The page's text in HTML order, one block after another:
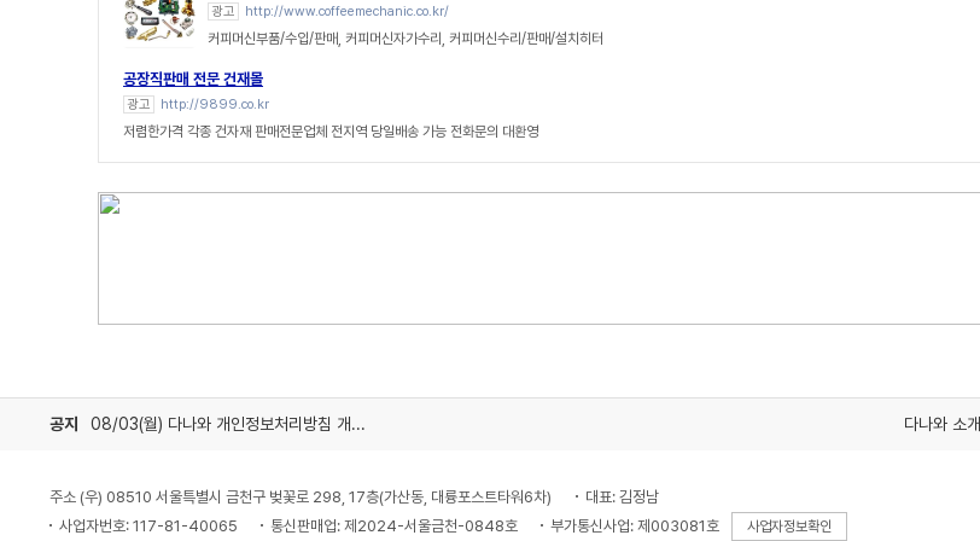
광고 http://www.coffeemechanic.co.kr/
커피머신부품/수입/판매, 커피머신자가수리, 커피머신수리/판매/설치히터
공장직판매 전문 건재몰
광고 http://9899.co.kr
저렴한가격 각종 건자재 판매전문업체 전지역 당일배송 가능 전화문의 대환영
공지 08/03(월) 다나와 개인정보처리방침 개정 안내 다나와 소개
주소 (우) 08510 서울특별시 금천구 벚꽃로 298, 17층(가산동, 대륭포스트타워6차)
대표: 김정남
사업자번호: 117-81-40065
통신판매업: 제2024-서울금천-0848호 부가통신사업: 제003081호 사업자정보확인